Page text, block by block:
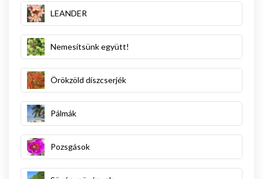
LEANDER
Nemesítsünk együtt!
Örökzöld díszcserjék
Pálmák
Pozsgások